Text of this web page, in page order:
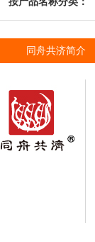
同舟共济简介